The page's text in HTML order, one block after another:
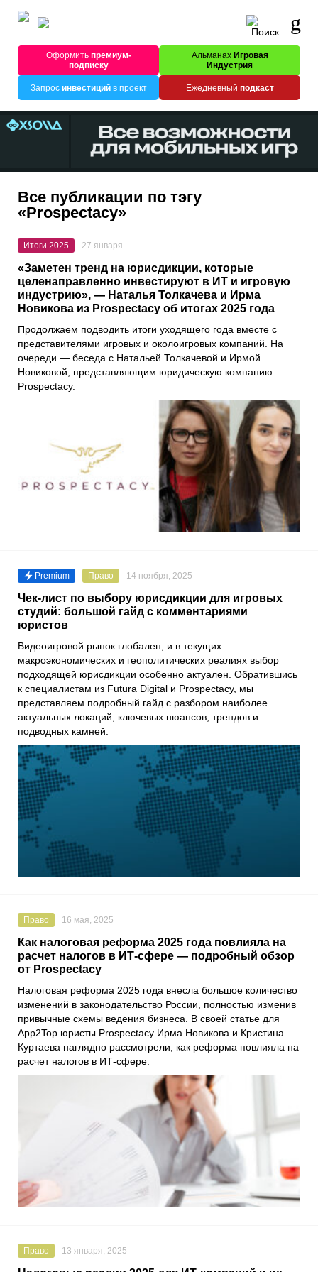
Оформитьпремиум-
подписку
Альманах Игровая
Индустрия
Запрос инвестицийв проект Ежедневный подкаст
Все публикации по тэгу
«Prospectacy»
Итоги 2025 27 января
«Заметен тренд на юрисдикции, которые
целенаправленно инвестируют в ИТ и игровую
индустрию», — Наталья Толкачева и Ирма
Новикова из Prospectacy об итогах 2025 года
Продолжаем подводить итоги уходящего года вместе с
представителями игровых и околоигровых компаний. На
очереди — беседа с Натальей Толкачевой и Ирмой
Новиковой, представляющим юридическую компанию
Prospectacy.
Premium Право 14 ноября, 2025
Чек-лист по выбору юрисдикции для игровых
студий: большой гайд с комментариями
юристов
Видеоигровой рынок глобален, и в текущих
макроэкономических и геополитических реалиях выбор
подходящей юрисдикции особенно актуален. Обратившись
к специалистам из Futura Digital и Prospectacy, мы
представляем подробный гайд с разбором наиболее
актуальных локаций, ключевых нюансов, трендов и
подводных камней.
Право 16 мая, 2025
Как налоговая реформа 2025 года повлияла на
расчет налогов в ИТ-сфере — подробный обзор
от Prospectacy
Налоговая реформа 2025 года внесла большое количество
изменений в законодательство России, полностью изменив
привычные схемы ведения бизнеса. В своей статье для
App2Top юристы Prospectacy Ирма Новикова и Кристина
Куртаева наглядно рассмотрели, как реформа повлияла на
расчет налогов в ИТ-сфере.
Право 13 января, 2025